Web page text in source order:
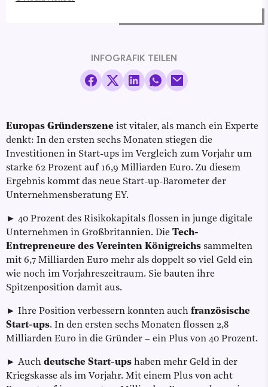
INFOGRAFIK TEILEN
Europas Gründerszene ist vitaler, als manch ein Experte
denkt: In den ersten sechs Monaten stiegen die
Investitionen in Start-ups im Vergleich zum Vorjahr um
starke 62 Prozent auf 16,9 Milliarden Euro. Zu diesem
Ergebnis kommt das neue Start-up-Barometer der
Unternehmensberatung EY.
► 40 Prozent des Risikokapitals flossen in junge digitale
Unternehmen in Großbritannien. Die Tech-
Entrepreneure des Vereinten Königreichs sammelten
mit 6,7 Milliarden Euro mehr als doppelt so viel Geld ein
wie noch im Vorjahreszeitraum. Sie bauten ihre
Spitzenposition damit aus.
► Ihre Position verbessern konnten auch französische
Start-ups. In den ersten sechs Monaten flossen 2,8
Milliarden Euro in die Gründer – ein Plus von 40 Prozent.
► Auch deutsche Start-ups haben mehr Geld in der
Kriegskasse als im Vorjahr. Mit einem Plus von acht